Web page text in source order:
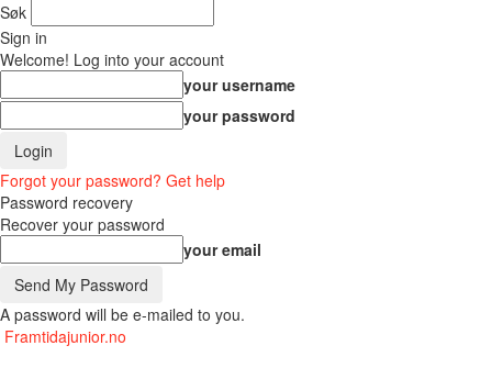
Søk
Sign in
Welcome! Log into your account
your username
your password
Forgot your password? Get help
Password recovery
Recover your password
your email
A password will be e-mailed to you.
Framtidajunior.no